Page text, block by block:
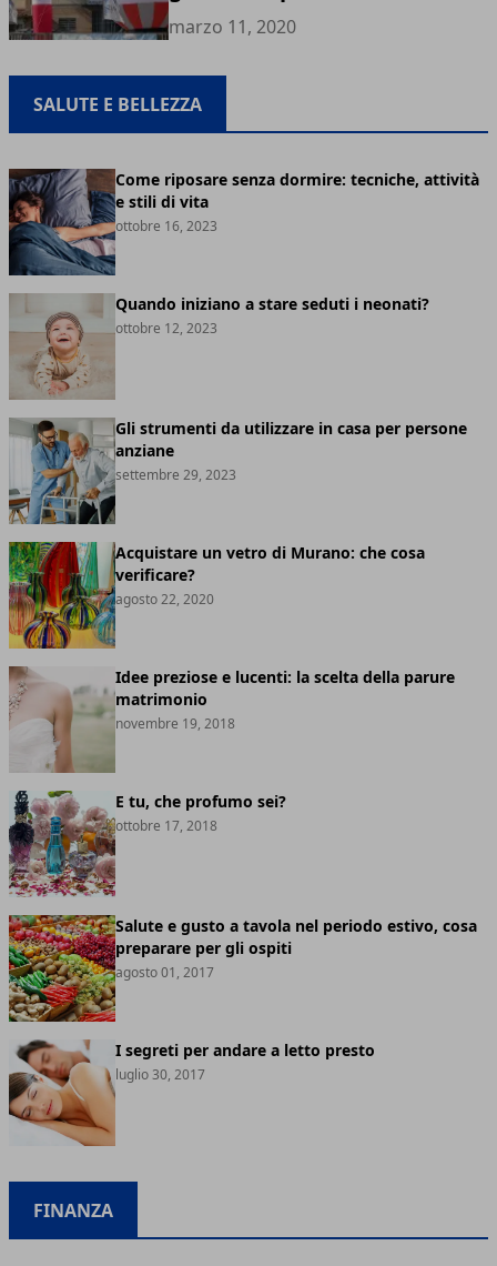
marzo 11, 2020
SALUTE E BELLEZZA
Come riposare senza dormire: tecniche, attività
e stili di vita
ottobre 16, 2023
Quando iniziano a stare seduti i neonati?
ottobre 12, 2023
Gli strumenti da utilizzare in casa per persone
anziane
settembre 29, 2023
Acquistare un vetro di Murano: che cosa
verificare?
agosto 22, 2020
Idee preziose e lucenti: la scelta della parure
matrimonio
novembre 19, 2018
E tu, che profumo sei?
ottobre 17, 2018
Salute e gusto a tavola nel periodo estivo, cosa
preparare per gli ospiti
agosto 01, 2017
I segreti per andare a letto presto
luglio 30, 2017
FINANZA